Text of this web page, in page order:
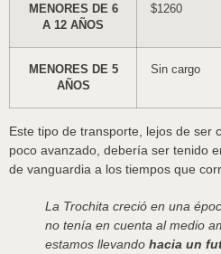
MENORES DE 6
A 12 AÑOS
$1260
MENORES DE 5
AÑOS
Sin cargo
Este tipo de transporte, lejos de ser
poco avanzado, debería ser tenido
de vanguardia a los tiempos que
La Trochita creció en una
no tenía en cuenta al medio
estamos llevando hacia un